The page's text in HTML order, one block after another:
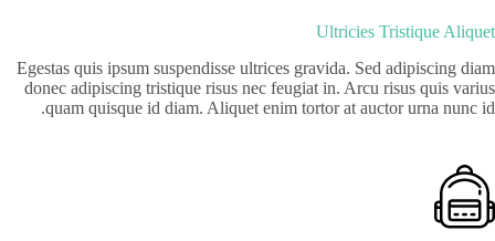
Ultricies Tristique Aliquet
Egestas quis ipsum suspendisse ultrices gravida. Sed adipiscing diam
donec adipiscing tristique risus nec feugiat in. Arcu risus quis varius
quam quisque id diam. Aliquet enim tortor at auctor urna nunc id.